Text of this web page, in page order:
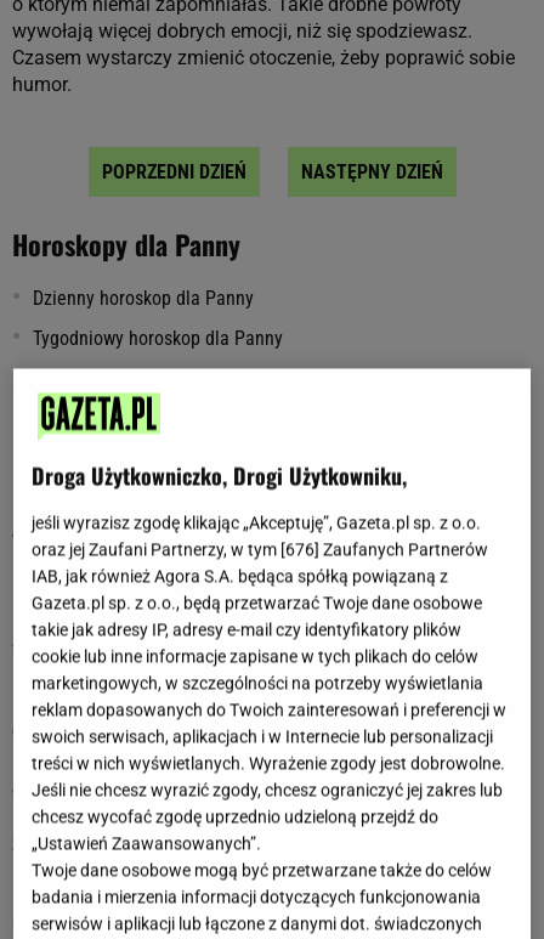
wywołają więcej dobrych emocji, niż się spodziewasz.
Czasem wystarczy zmienić otoczenie, żeby poprawić sobie
humor.
POPRZEDNI DZIEŃ NASTĘPNY DZIEŃ
Horoskopy dla Panny
Dzienny horoskop dla Panny
Tygodniowy horoskop dla Panny
Charakterystyka znaku: Panna
Horoskopy z ostatnich dni dla Panny
7 sierpnia 2026
Panno, zanim zgodzisz się komuś pomóc, zastanów się, czy
naprawdę masz na to czas. Masz dobre serce, ale nie każda
prośba musi od razu stawać się Twoim obowiązkiem.
Wieczorem poczujesz ulgę, jeśli w końcu postawisz własne
potrzeby na pierwszym miejscu.
6 sierpnia 2026
Panno, dziś ktoś może przypomnieć Ci o miejscu, do którego
od dawna chciałeś wrócić. Nawet krótki wyjazd albo
popołudnie poza domem pozwolą Ci spojrzeć na kilka spraw
z zupełnie innej perspektywy. Świeże otoczenie zrobi więcej
niż długie rozmyślanie.
5 sierpnia 2026
Droga Użytkowniczko, Drogi Użytkowniku,
jeśli wyrazisz zgodę klikając „Akceptuję”, Gazeta.pl sp. z o.o.
oraz jej Zaufani Partnerzy, w tym [676] Zaufanych Partnerów
IAB, jak również Agora S.A. będąca spółką powiązaną z
Gazeta.pl sp. z o.o., będą przetwarzać Twoje dane osobowe
takie jak adresy IP, adresy e-mail czy identyfikatory plików
cookie lub inne informacje zapisane w tych plikach do celów
marketingowych, w szczególności na potrzeby wyświetlania
reklam dopasowanych do Twoich zainteresowań i preferencji w
swoich serwisach, aplikacjach i w Internecie lub personalizacji
treści w nich wyświetlanych. Wyrażenie zgody jest dobrowolne.
Jeśli nie chcesz wyrazić zgody, chcesz ograniczyć jej zakres lub
chcesz wycofać zgodę uprzednio udzieloną przejdź do
„Ustawień Zaawansowanych”.
Twoje dane osobowe mogą być przetwarzane także do celów
badania i mierzenia informacji dotyczących funkcjonowania
serwisów i aplikacji lub łączone z danymi dot. świadczonych